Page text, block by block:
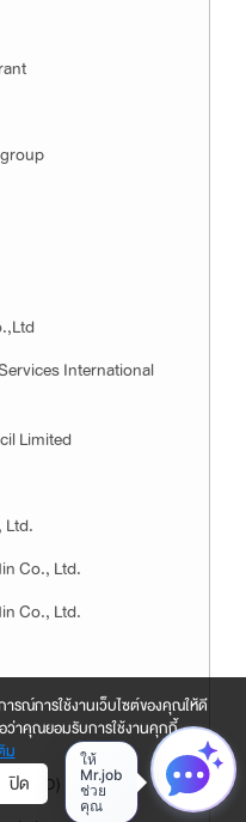
รณ์การใช้งานเว็บไซต์ของคุณให้ดี
ว่าคุณยอมรับการใช้งานคุกกี้
ม
ปิด
International
Limited
Ltd.
Co., Ltd.
Co., Ltd.